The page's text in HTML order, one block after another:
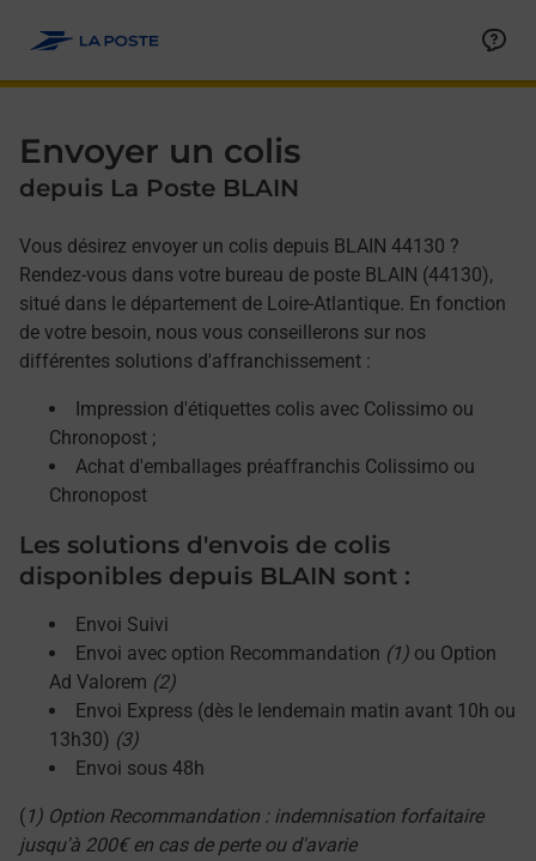
Envoyer un colis
depuis La Poste BLAIN
Vous désirez envoyer un colis depuis BLAIN 44130 ?
Rendez-vous dans votre bureau de poste BLAIN (44130),
situé dans le département de Loire-Atlantique. En fonction
de votre besoin, nous vous conseillerons sur nos
différentes solutions d'affranchissement :
Impression d'étiquettes colis avec Colissimo ou
Chronopost ;
Achat d'emballages préaffranchis Colissimo ou
Chronopost
Les solutions d'envois de colis
disponibles depuis BLAIN sont :
Envoi Suivi
Envoi avec option Recommandation (1) ou Option
Ad Valorem (2)
Envoi Express (dès le lendemain matin avant 10h ou
13h30) (3)
Envoi sous 48h
( 1) Option Recommandation : indemnisation forfaitaire
jusqu'à 200€ en cas de perte ou d'avarie